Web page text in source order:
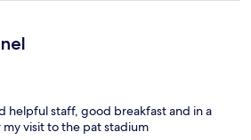
helpful staff, good breakfast and in a
visit to the pat stadium